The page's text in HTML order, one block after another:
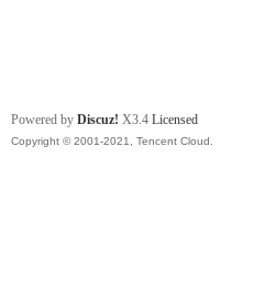
Powered by Discuz! X3.4 Licensed
Copyright © 2001-2021, Tencent Cloud.